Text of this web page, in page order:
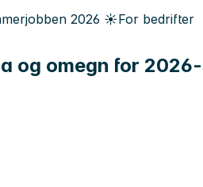
2026 ☀️For bedrifter
og omegn for